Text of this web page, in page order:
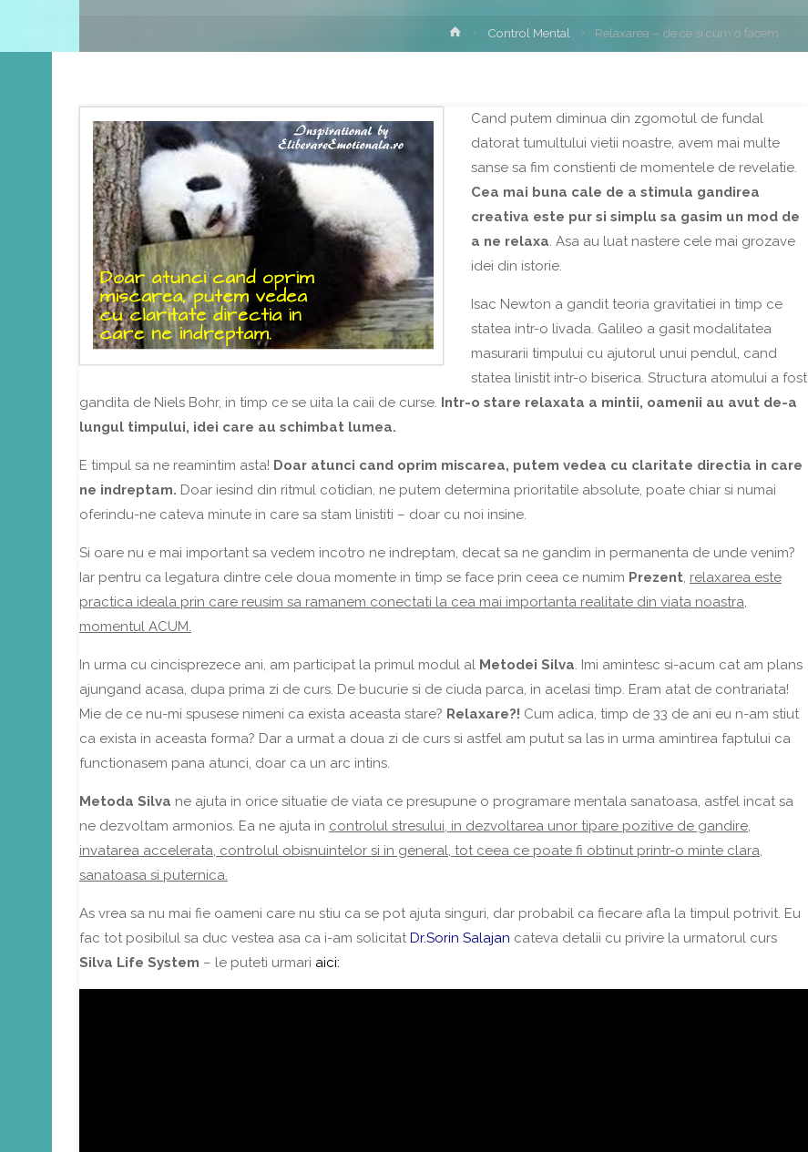
HomeControl Mental Relaxarea – de ce si cum o facem
Cand putem diminua din zgomotul de fundal
datorat tumultului vietii noastre, avem mai multe
sanse sa fim constienti de momentele de revelatie.
Cea mai buna cale de a stimula gandirea
creativa este pur si simplu sa gasim un mod de
a ne relaxa. Asa au luat nastere cele mai grozave
idei din istorie.
Isac Newton a gandit teoria gravitatiei in timp ce
statea intr-o livada. Galileo a gasit modalitatea
masurarii timpului cu ajutorul unui pendul, cand
statea linistit intr-o biserica. Structura atomului a fost
gandita de Niels Bohr, in timp ce se uita la caii de curse. Intr-o stare relaxata a mintii, oamenii au avut de-a
lungul timpului, idei care au schimbat lumea.
E timpul sa ne reamintim asta! Doar atunci cand oprim miscarea, putem vedea cu claritate directia in care
ne indreptam. Doar iesind din ritmul cotidian, ne putem determina prioritatile absolute, poate chiar si numai
oferindu-ne cateva minute in care sa stam linistiti – doar cu noi insine.
Si oare nu e mai important sa vedem incotro ne indreptam, decat sa ne gandim in permanenta de unde venim?
Iar pentru ca legatura dintre cele doua momente in timp se face prin ceea ce numim Prezent, relaxarea este
practica ideala prin care reusim sa ramanem conectati la cea mai importanta realitate din viata noastra,
momentul ACUM.
In urma cu cincisprezece ani, am participat la primul modul al Metodei Silva. Imi amintesc si-acum cat am plans
ajungand acasa, dupa prima zi de curs. De bucurie si de ciuda parca, in acelasi timp. Eram atat de contrariata!
Mie de ce nu-mi spusese nimeni ca exista aceasta stare? Relaxare?! Cum adica, timp de 33 de ani eu n-am stiut
ca exista in aceasta forma? Dar a urmat a doua zi de curs si astfel am putut sa las in urma amintirea faptului ca
functionasem pana atunci, doar ca un arc intins.
Metoda Silva ne ajuta in orice situatie de viata ce presupune o programare mentala sanatoasa, astfel incat sa
ne dezvoltam armonios. Ea ne ajuta in controlul stresului, in dezvoltarea unor tipare pozitive de gandire,
invatarea accelerata, controlul obisnuintelor si in general, tot ceea ce poate fi obtinut printr-o minte clara,
sanatoasa si puternica.
As vrea sa nu mai fie oameni care nu stiu ca se pot ajuta singuri, dar probabil ca fiecare afla la timpul potrivit. Eu
fac tot posibilul sa duc vestea asa ca i-am solicitat Dr.Sorin Salajan cateva detalii cu privire la urmatorul curs
Silva Life System – le puteti urmari aici: